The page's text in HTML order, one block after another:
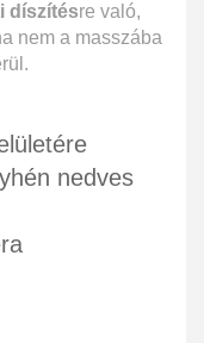
díszítésre való,
nem a masszába
nedves